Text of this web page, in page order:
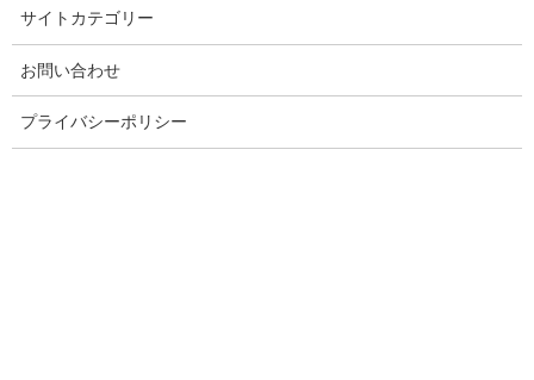
コメントを残す
メールアドレスが公開されることはありません。 ※が付いている
欄は必須項目です
サイトカテゴリー
お問い合わせ
プライバシーポリシー